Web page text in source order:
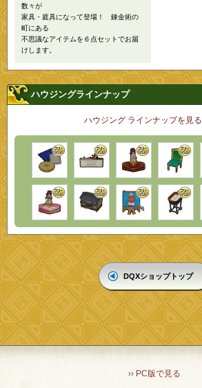
数々が
家具・庭具になって登場！ 錬金術の
町にある
不思議なアイテムを６点セットでお届
けします。
ハウジングラインナップ
ハウジング ラインナップを見る
DQXショップトップ
›› PC版で見る